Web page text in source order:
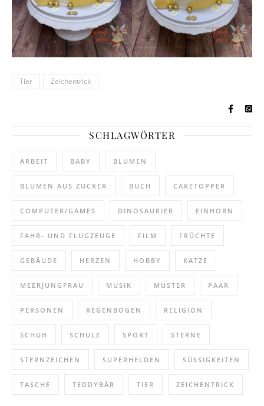
Tier Zeichentrick
SCHLAGWÖRTER
ARBEIT BABY BLUMEN
BLUMEN AUS ZUCKER BUCH CAKETOPPER
COMPUTER/GAMES DINOSAURIER EINHORN
FAHR- UND FLUGZEUGE FILM FRÜCHTE
GEBÄUDE HERZEN HOBBY KATZE
MEERJUNGFRAU MUSIK MUSTER PAAR
PERSONEN REGENBOGEN RELIGION
SCHUH SCHULE SPORT STERNE
STERNZEICHEN SUPERHELDEN SÜSSIGKEITEN
TASCHE TEDDYBÄR TIER ZEICHENTRICK